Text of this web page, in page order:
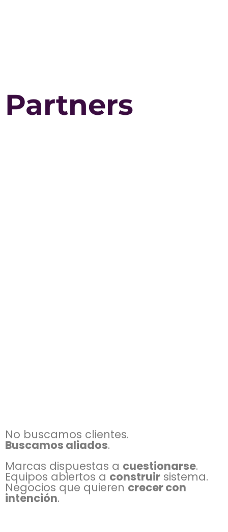
Partners
No buscamos clientes.
Buscamos aliados.
Marcas dispuestas a cuestionarse.
Equipos abiertos a construir sistema.
Negocios que quieren crecer con
intención.